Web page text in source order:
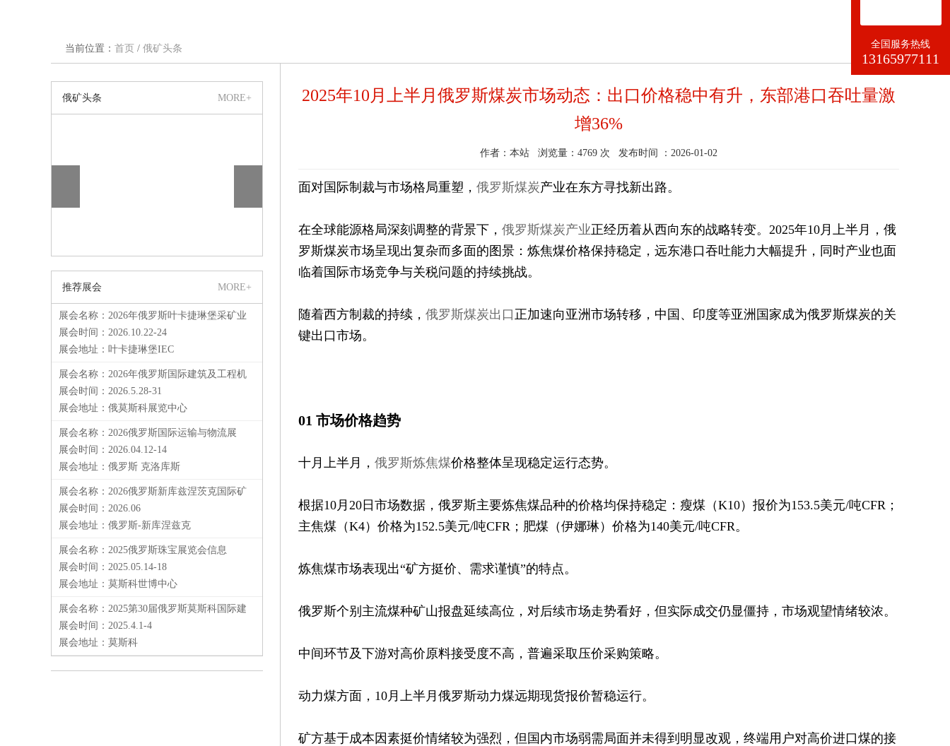
当前位置： 首页 / 俄矿头条
俄矿头条 MORE+
成功，俄矿源盛邀出席
的战略突围
推荐展会
MORE+
展会名称：2026年俄罗斯叶卡捷琳堡采矿业
设备和技术展...
展会时间：2026.10.22-24
展会地址：叶卡捷琳堡IEC
展会名称：2026年俄罗斯国际建筑及工程机
械展览会
展会时间：2026.5.28-31
展会地址：俄莫斯科展览中心
展会名称：2026俄罗斯国际运输与物流展
展会时间：2026.04.12-14
展会地址：俄罗斯 克洛库斯
展会名称：2026俄罗斯新库兹涅茨克国际矿
业展
展会时间：2026.06
展会地址：俄罗斯-新库涅兹克
展会名称：2025俄罗斯珠宝展览会信息
展会时间：2025.05.14-18
展会地址：莫斯科世博中心
展会名称：2025第30届俄罗斯莫斯科国际建
材展览会Mos...
展会时间：2025.4.1-4
展会地址：莫斯科
2025年10月上半月俄罗斯煤炭市场动态：出口价格稳中有升，东部港口吞吐量激
增36%
作者：本站 浏览量：4769 次 发布时间 ：2026-01-02
面对国际制裁与市场格局重塑， 俄罗斯煤炭产业在东方寻找新出路。
在全球能源格局深刻调整的背景下， 俄罗斯煤炭产业正经历着从西向东的战略转变。2025年10月上半月，俄
罗斯煤炭市场呈现出复杂而多面的图景：炼焦煤价格保持稳定，远东港口吞吐能力大幅提升，同时产业也面
临着国际市场竞争与关税问题的持续挑战。
随着西方制裁的持续， 俄罗斯煤炭出口 正加速向亚洲市场转移，中国、印度等亚洲国家成为俄罗斯煤炭的关
键出口市场。
01 市场价格趋势
十月上半月， 俄罗斯炼焦煤价格整体呈现稳定运行态势。
根据10月20日市场数据，俄罗斯主要炼焦煤品种的价格均保持稳定：瘦煤（K10）报价为153.5美元/吨CFR；
主焦煤（K4）价格为152.5美元/吨CFR；肥煤（伊娜琳）价格为140美元/吨CFR。
炼焦煤市场表现出“矿方挺价、需求谨慎”的特点。
俄罗斯个别主流煤种矿山报盘延续高位，对后续市场走势看好，但实际成交仍显僵持，市场观望情绪较浓。
中间环节及下游对高价原料接受度不高，普遍采取压价采购策略。
动力煤方面，10月上半月俄罗斯动力煤远期现货报价暂稳运行。
矿方基于成本因素挺价情绪较为强烈，但国内市场弱需局面并未得到明显改观，终端用户对高价进口煤的接
全国服务热线
13165977111